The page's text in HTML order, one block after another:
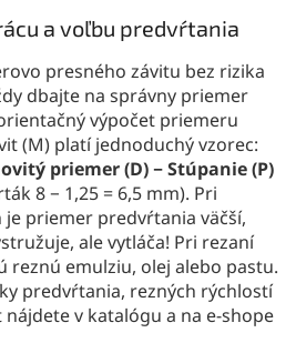
a voľbu predvŕtania
presného závitu bez rizika
dbajte na správny priemer
výpočet priemeru
(M) platí jednoduchý vzorec:
priemer (D) − Stúpanie (P)
8 − 1,25 = 6,5 mm). Pri
priemer predvŕtania väčší,
ale vytláča! Pri rezaní
reznú emulziu, olej alebo pastu.
predvŕtania, rezných rýchlostí
v katalógu a na e-shope